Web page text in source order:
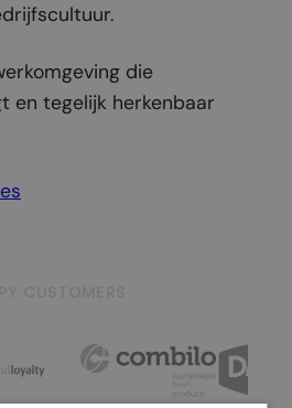
die
en tegelijk herkenbaar